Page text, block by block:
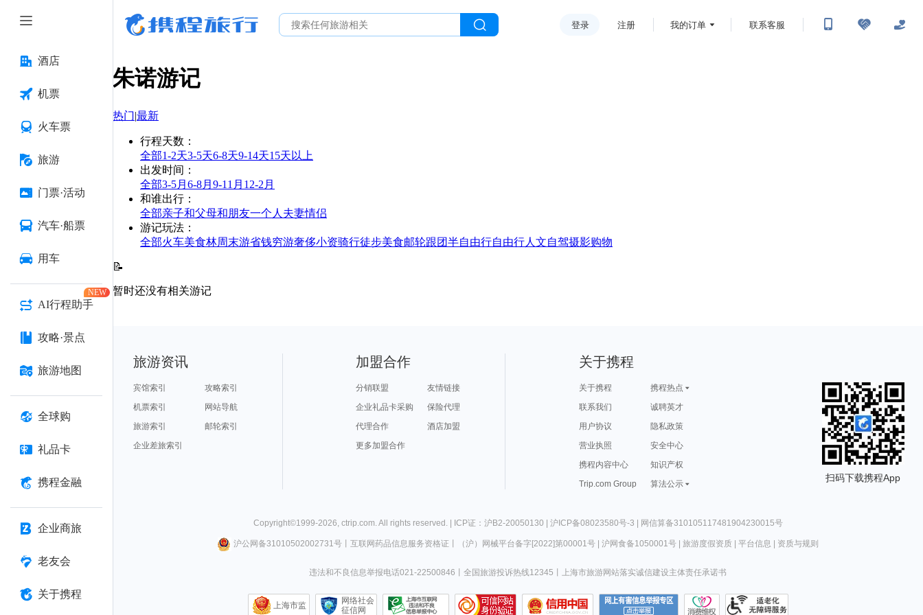
酒店
机票
火车票
旅游
门票·活动
汽车·船票
用车
AI行程助手
NEW
攻略·景点
旅游地图
全球购
礼品卡
携程金融
企业商旅
老友会
关于携程
登录 注册 我的订单 联系客服
朱诺游记
热门|最新
行程天数 ：
全部1-2天3-5天6-8天9-14天15天以上
出发时间 ：
全部3-5月 6-8月 9-11月 12-2月
和谁出行 ：
全部亲子和父母和朋友一个人 夫妻情侣
游记玩法 ：
全部火车美食林周末游省钱穷游奢侈小资骑行徒步美食邮轮跟团半自由行自由行人文自驾摄影购物
📝
暂时还没有相关游记
旅游资讯
宾馆索引
攻略索引
机票索引
网站导航
旅游索引
邮轮索引
企业差旅索引
加盟合作
分销联盟
友情链接
企业礼品卡采购
保险代理
代理合作
酒店加盟
更多加盟合作
关于携程
关于携程
携程热点
联系我们
诚聘英才
用户协议
隐私政策
营业执照
安全中心
携程内容中心
知识产权
Trip.com Group
算法公示
扫码下载携程App
Copyright©1999-2026, ctrip.com. All rights reserved. | ICP证：沪B2-20050130 | 沪ICP备08023580号-3 | 网信算备310105117481904230015号
沪公网备31010502002731号丨 互联网药品信息服务资格证 （沪）网械平台备字[2022]第00001号| 沪网食备1050001号| 旅游度假资质| 平台信息 资质与规则
违法和不良信息举报电话021-22500846 全国旅游投诉热线12345 上海市旅游网站落实诚信建设主体责任承诺书
上海市监
网络社会
征信网